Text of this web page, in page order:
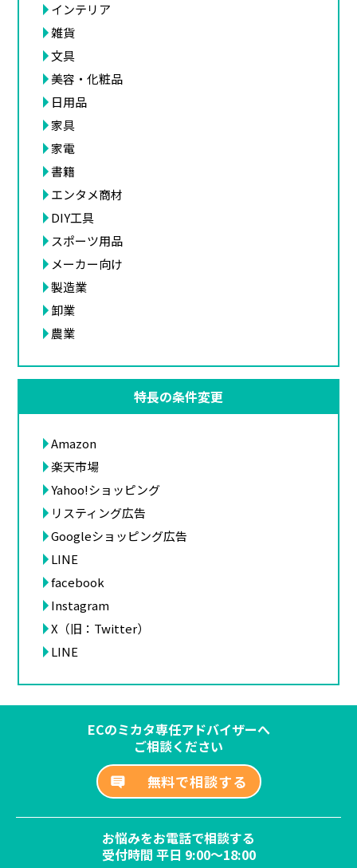
インテリア
雑貨
文具
美容・化粧品
日用品
家具
家電
書籍
エンタメ商材
DIY工具
スポーツ用品
メーカー向け
製造業
卸業
農業
特長の条件変更
Amazon
楽天市場
Yahoo!ショッピング
リスティング広告
Googleショッピング広告
LINE
facebook
Instagram
X（旧：Twitter）
LINE
ECのミカタ専任アドバイザーへ
ご相談ください
無料で相談する
お悩みをお電話で相談する
受付時間 平日 9:00～18:00